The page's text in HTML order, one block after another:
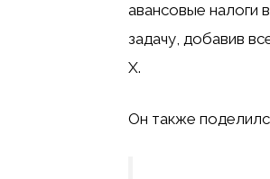
авансовые налоги
задачу, добавив
X.
Он также